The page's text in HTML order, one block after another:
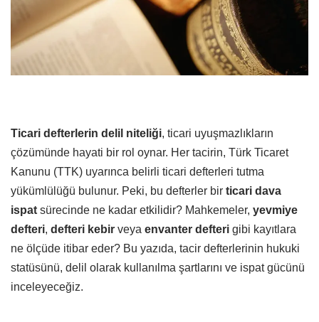
Ticari defterlerin delil niteliği, ticari uyuşmazlıkların
çözümünde hayati bir rol oynar. Her tacirin, Türk Ticaret
Kanunu (TTK) uyarınca belirli ticari defterleri tutma
yükümlülüğü bulunur. Peki, bu defterler bir ticari dava
ispat sürecinde ne kadar etkilidir? Mahkemeler, yevmiye
defteri, defteri kebir veya envanter defteri gibi kayıtlara
ne ölçüde itibar eder? Bu yazıda, tacir defterlerinin hukuki
statüsünü, delil olarak kullanılma şartlarını ve ispat gücünü
inceleyeceğiz.